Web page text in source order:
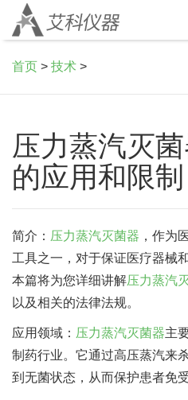
首页 > 技术 >
压力蒸汽灭
的应用和限制
简介： 压力蒸汽灭菌器 ，作为
工具之一，对于保证医疗器械
本篇将为您详细讲解压力蒸汽
以及相关的法律法规。
应用领域： 压力蒸汽灭菌器主
制药行业。它通过高压蒸汽来
到无菌状态，从而保护患者免